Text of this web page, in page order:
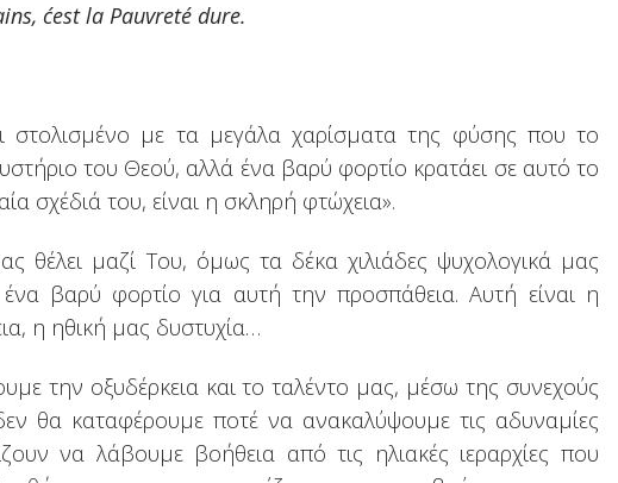
c´est la Pauvreté dure.
στολισμένο με τα μεγάλα χαρίσματα της φύσης που το
του Θεού, αλλά ένα βαρύ φορτίο κρατάει σε αυτό το
σχέδιά του, είναι η σκληρή φτώχεια».
θέλει μαζί Του, όμως τα δέκα χιλιάδες ψυχολογικά μας
βαρύ φορτίο για αυτή την προσπάθεια. Αυτή είναι η
η ηθική μας δυστυχία…
την οξυδέρκεια και το ταλέντο μας, μέσω της συνεχούς
θα καταφέρουμε ποτέ να ανακαλύψουμε τις αδυναμίες
να λάβουμε βοήθεια από τις ηλιακές ιεραρχίες που